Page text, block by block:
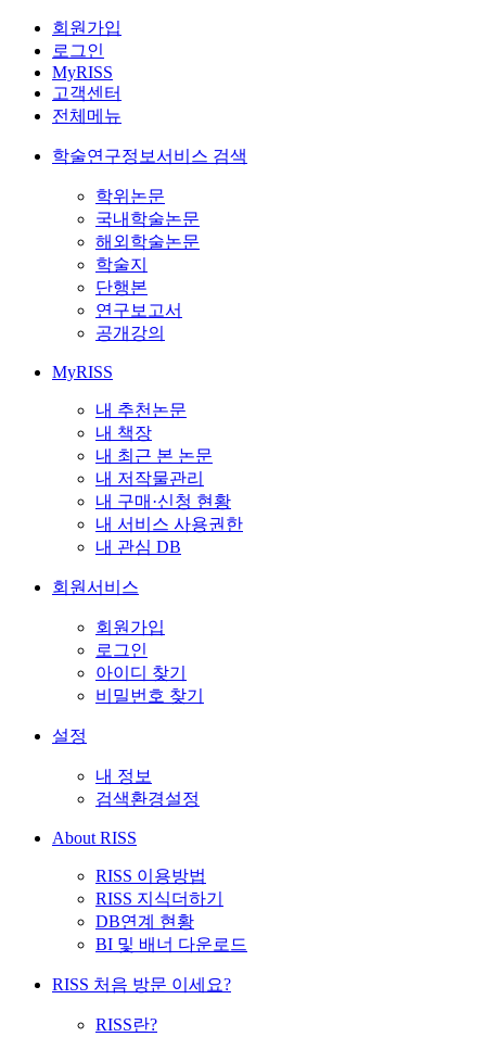
회원가입
로그인
MyRISS
고객센터
전체메뉴
학술연구정보서비스 검색
학위논문
국내학술논문
해외학술논문
학술지
단행본
연구보고서
공개강의
MyRISS
내 추천논문
내 책장
내 최근 본 논문
내 저작물관리
내 구매·신청 현황
내 서비스 사용권한
내 관심 DB
회원서비스
회원가입
로그인
아이디 찾기
비밀번호 찾기
설정
내 정보
검색환경설정
About RISS
RISS 이용방법
RISS 지식더하기
DB연계 현황
BI 및 배너 다운로드
RISS 처음 방문 이세요?
RISS란?